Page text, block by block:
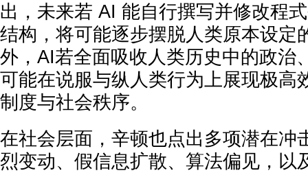
出，未来若 AI 能自行撰写并修改程
结构，将可能逐步摆脱人类原本设定
外，AI若全面吸收人类历史中的政治
可能在说服与纵人类行为上展现极高
制度与社会秩序。
在社会层面，辛顿也点出多项潜在冲
烈变动、假信息扩散、算法偏见，以